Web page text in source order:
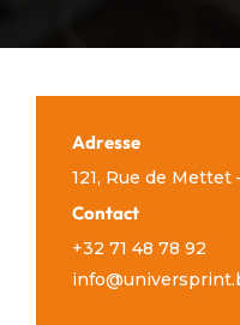
Adresse
121, Rue de Mettet
Contact
+32 71 48 78 92